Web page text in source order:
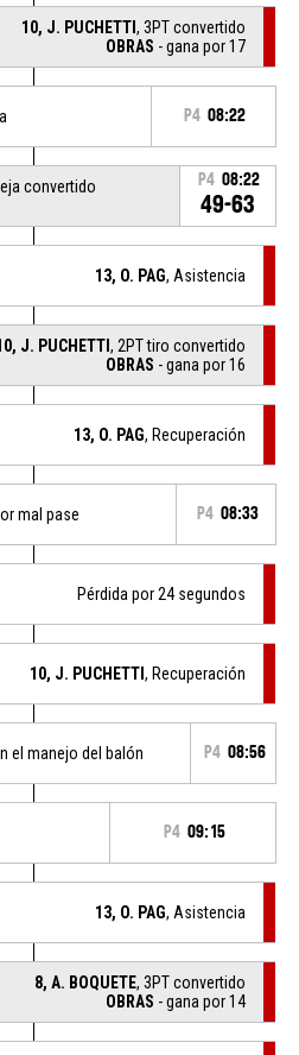
10, J. PUCHETTI, 3PT convertido
OBRAS - gana por 17
P4 08:22
convertido
P4 08:22
49-63
13, O. PAG, Asistencia
J. PUCHETTI, 2PT tiro convertido
OBRAS - gana por 16
13, O. PAG, Recuperación
mal pase P4 08:33
Pérdida por 24 segundos
10, J. PUCHETTI, Recuperación
el manejo del balón P4 08:56
P4 09:15
13, O. PAG, Asistencia
8, A. BOQUETE, 3PT convertido
OBRAS - gana por 14